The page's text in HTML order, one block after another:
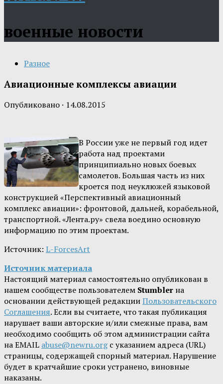
военные новости
Разное
Авиационные комплексы авиации
Опубликовано · 14.08.2015
В России уже не первый год идет
работа над проектами
принципиально новых боевых
самолетов. Большая часть из них
кроется под неуклюжей языковой
конструкцией «Перспективный авиационный
комплекс авиации»: фронтовой, дальней, корабельной,
транспортной. «Лента.ру» свела воедино основную
информацию по этим проектам.
Источник: L-ForcesArt
Источник материала
Настоящий материал самостоятельно опубликован в
нашем сообществе пользователем Stumbler на
основании действующей редакцииПользовательского
Соглашения. Если вы считаете, что такая публикация
нарушает ваши авторские и/или смежные права, вам
необходимо сообщить об этом администрации сайта
на EMAIL abuse@newru.orgс указанием адреса (URL)
страницы, содержащей спорный материал. Нарушение
будет в кратчайшие сроки устранено, виновные
наказаны.